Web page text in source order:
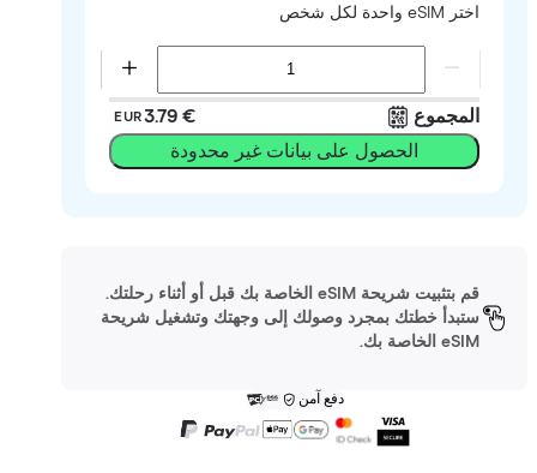
المجموع EUR
الحصول على بيانات غير محدودة
قم بتثبيت شريحة eSIM الخاصة بك قبل أو أثناء رحلتك.
ستبدأ خطتك بمجرد وصولك إلى وجهتك وتشغيل شريحة